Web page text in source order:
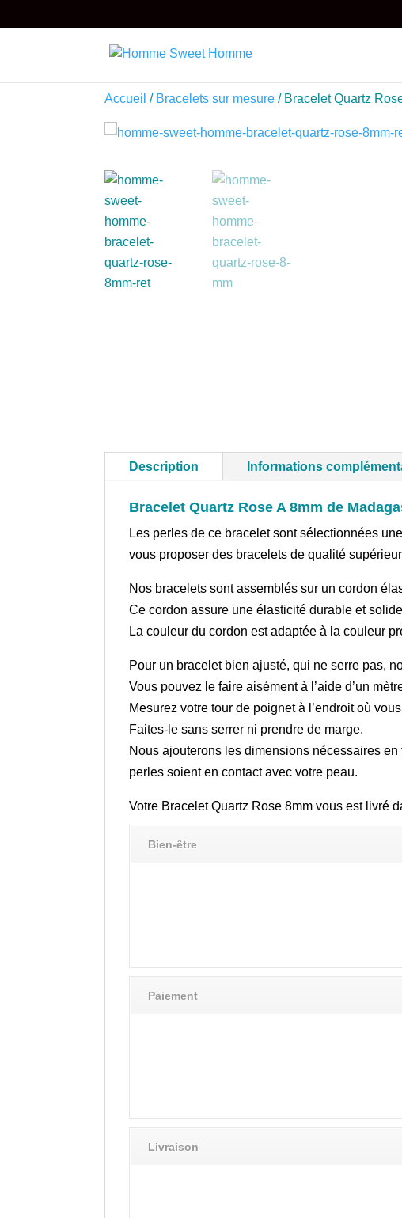
Accueil / Bracelets sur mesure / Bracelet Quartz
Description Informations
Bracelet Quartz Rose A 8mm de
Les perles de ce bracelet sont sélectionnées
vous proposer des bracelets de qualité
Nos bracelets sont assemblés sur un cordon
Ce cordon assure une élasticité durable et
La couleur du cordon est adaptée à la couleur
Pour un bracelet bien ajusté, qui ne serre pas,
Vous pouvez le faire aisément à l’aide d’un
Mesurez votre tour de poignet à l’endroit où
Faites-le sans serrer ni prendre de marge.
Nous ajouterons les dimensions nécessaires
perles soient en contact avec votre peau.
Votre Bracelet Quartz Rose 8mm vous est livré
Bien-être
Paiement
Livraison